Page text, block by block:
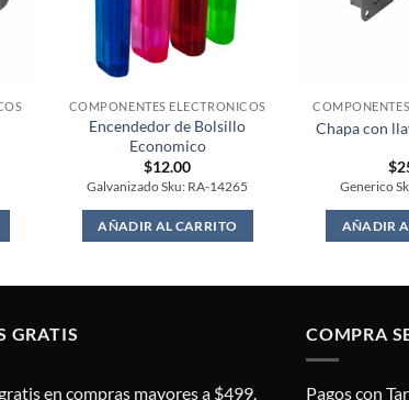
COMPONENTES ELECTRONICOS
Encendedor de Bolsillo
Economico
$12.00
Galvanizado Sku: RA-14265
AÑADIR AL CARRITO
Chapa con
$
Generico
AÑADIR
GRATIS
en compras mayores a $499.
COMPRA
Pagos con